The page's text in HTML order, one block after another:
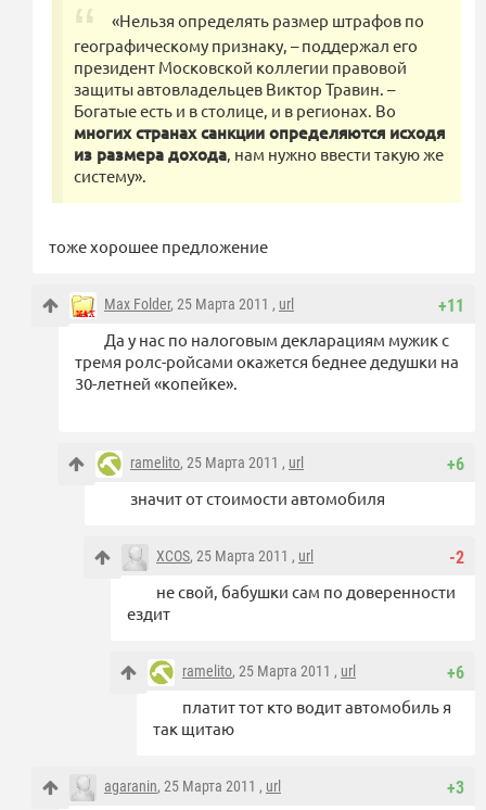
«Нельзя определять размер штрафов по
географическому признаку, – поддержал его
президент Московской коллегии правовой
защиты автовладельцев Виктор Травин. –
Богатые есть и в столице, и в регионах. Во
многих странах санкции определяются исходя
из размера дохода, нам нужно ввести такую же
систему».
тоже хорошее предложение
+11
Max Folder, 25 Марта 2011 , url
Да у нас по налоговым декларациям мужик с
тремя ролс-ройсами окажется беднее дедушки на
30-летней «копейке».
+6
ramelito, 25 Марта 2011 , url
значит от стоимости автомобиля
-2
XCOS, 25 Марта 2011 , url
не свой, бабушки сам по доверенности
ездит
+6
ramelito, 25 Марта 2011 , url
платит тот кто водит автомобиль я
так щитаю
+3
agaranin, 25 Марта 2011 , url